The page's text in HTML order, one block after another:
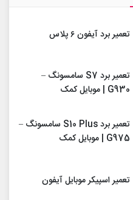
تعمیر برد آیفون ۶ پلاس
تعمیر برد S7 سامسونگ –
G930 | موبایل کمک
تعمیر برد S10 Plus سامسونگ –
G975 | موبایل کمک
تعمیر اسپیکر موبایل آیفون